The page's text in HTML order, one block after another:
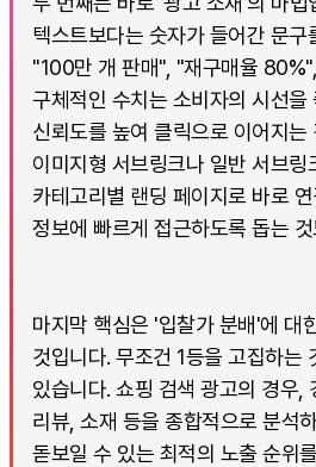
텍스트보다는 숫자가 들어간 문구
"100만 개 판매", "재구매율
구체적인 수치는 소비자의 시선을
신뢰도를 높여 클릭으로 이어지는
이미지형 서브링크나 일반 서브링
카테고리별 랜딩 페이지로 바로
정보에 빠르게 접근하도록 돕는
마지막 핵심은 '입찰가 분배'에 대
것입니다. 무조건 1등을 고집하는
있습니다. 쇼핑 검색 광고의 경우,
리뷰, 소재 등을 종합적으로 분석
돋보일 수 있는 최적의 노출 순위